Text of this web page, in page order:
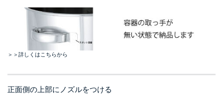
＞＞詳しくはこちらから
正面側の上部にノズルをつける